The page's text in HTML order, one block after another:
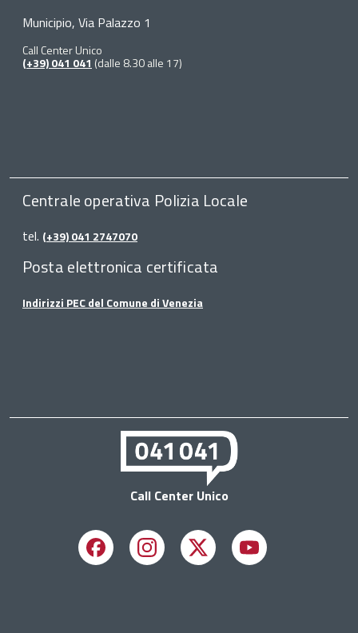
Municipio, Via Palazzo 1
Call Center Unico
(+39) 041 041 (dalle 8.30 alle 17)
Centrale operativa Polizia Locale
tel. (+39) 041 2747070
Posta elettronica certificata
Indirizzi PEC del Comune di Venezia
Call Center Unico
FacebookInstagramX Youtube